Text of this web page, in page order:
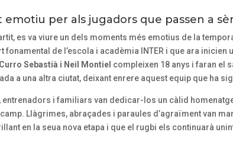
emotiu per als jugadors que passen a
es va viure un dels moments més emotius de la
fonamental de l’escola i acadèmia INTER i que ara inicien
Sebastià i Neil Montiel compleixen 18 anys i faran el
a una altra ciutat, deixant enrere aquest equip que ha
entrenadors i familiars van dedicar-los un càlid
Llàgrimes, abraçades i paraules d’agraïment van
en la seua nova etapa i que el rugbi els continuarà